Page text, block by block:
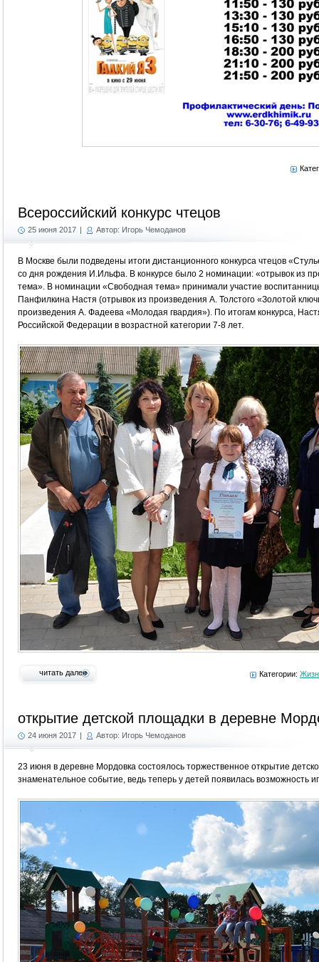
Всероссийский конкурс чтецов
25 июня 2017 | Автор: Игорь Чемоданов
В Москве были подведены итоги дистанционного конкурса чтецов
со дня рождения И.Ильфа. В конкурсе было 2 номинации: «отрывок из
тема». В номинации «Свободная тема» принимали участие
Панфилкина Настя (отрывок из произведения А. Толстого «Золотой
произведения А. Фадеева «Молодая гвардия»). По итогам конкурса,
Российской Федерации в возрастной категории 7-8 лет.
читать далее Категории:
открытие детской площадки в деревне
24 июня 2017 | Автор: Игорь Чемоданов
23 июня в деревне Мордовка состоялось торжественное открытие
знаменательное событие, ведь теперь у детей появилась возможность